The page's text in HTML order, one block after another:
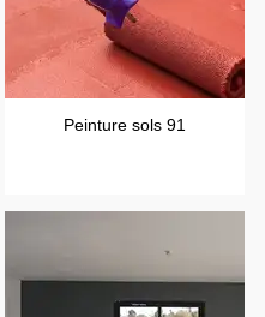
Peinture sols 91